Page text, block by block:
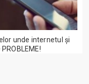
unde internetul și